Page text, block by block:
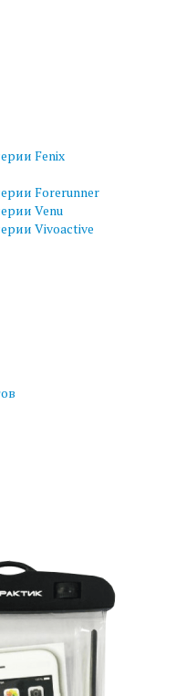
Fenix
Forerunner
Venu
Vivoactive